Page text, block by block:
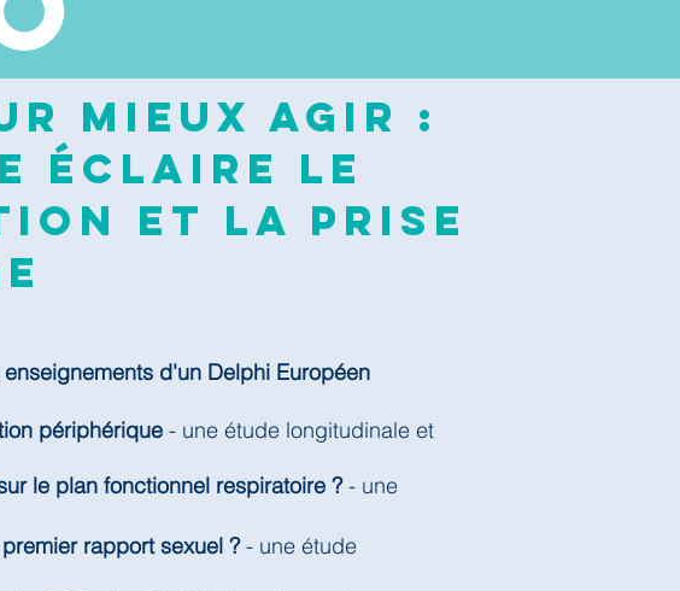
mieux agir :
éclaire le
et la prise
d'un Delphi Européen
périphérique - une étude longitudinale et
le plan fonctionnel respiratoire ?- une
rapport sexuel ?- une étude